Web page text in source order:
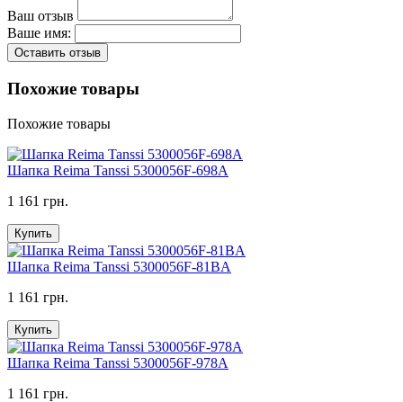
Ваш отзыв
Ваше имя:
Оставить отзыв
Похожие товары
Похожие товары
Шапка Reima Tanssi 5300056F-698A
1 161 грн.
Купить
Шапка Reima Tanssi 5300056F-81BA
1 161 грн.
Купить
Шапка Reima Tanssi 5300056F-978A
1 161 грн.